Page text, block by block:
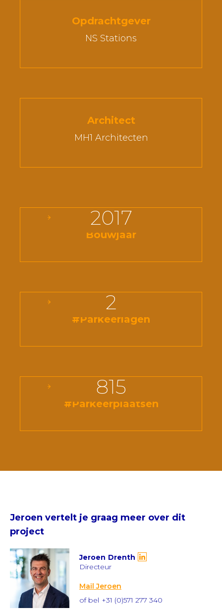
Opdrachtgever
NS Stations
Architect
MH1 Architecten
Bouwjaar
2017
#Parkeerlagen
2
#Parkeerplaatsen
815
Jeroen vertelt je graag meer over dit
project
Jeroen Drenth
Directeur
Mail Jeroen
of bel +31 (0)571 277 340